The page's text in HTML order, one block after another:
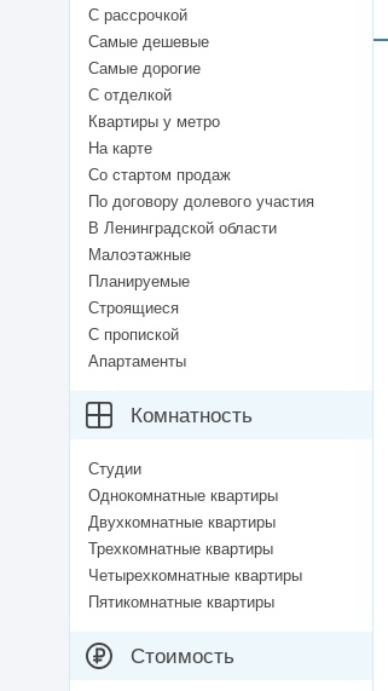
С рассрочкой
Самые дешевые
Самые дорогие
С отделкой
Квартиры у метро
На карте
Со стартом продаж
По договору долевого участия
В Ленинградской области
Малоэтажные
Планируемые
Строящиеся
С пропиской
Апартаменты
Комнатность
Студии
Однокомнатные квартиры
Двухкомнатные квартиры
Трехкомнатные квартиры
Четырехкомнатные квартиры
Пятикомнатные квартиры
Стоимость